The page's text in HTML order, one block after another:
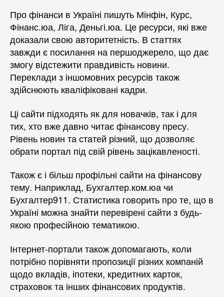
Про фінанси в Україні пишуть Мінфін, Курс,
Фінанс.юа, Ліга, Деньгі.юа. Це ресурси, які вже
доказали свою авторитетність. В статтях
завжди є посилання на першоджерело, що дає
змогу відстежити правдивість новини.
Переклади з іншомовних ресурсів також
здійснюють кваліфіковані кадри.
Ці сайти підходять як для новачків, так і для
тих, хто вже давно читає фінансову пресу.
Рівень новин та статей різний, що дозволяє
обрати портал під свій рівень зацікавленості.
Також є і більш профільні сайти на фінансову
тему. Наприклад, Бухгалтер.ком.юа чи
Бухгалтер911. Статистика говорить про те, що в
Україні можна знайти перевірені сайти з будь-
якою професійною тематикою.
Інтернет-портали також допомагають, коли
потрібно порівняти пропозиції різних компаній
щодо вкладів, іпотеки, кредитних карток,
страховок та інших фінансових продуктів.